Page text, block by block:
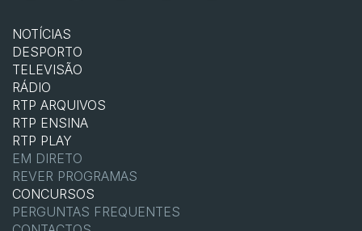
NOTÍCIAS
DESPORTO
TELEVISÃO
RÁDIO
RTP ARQUIVOS
RTP ENSINA
RTP PLAY
EM DIRETO
REVER PROGRAMAS
CONCURSOS
PERGUNTAS FREQUENTES